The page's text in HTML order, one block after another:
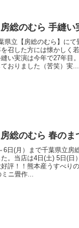
総のむら 手縫い
県立【房総のむら】に
召した方には懐かしく
い実演は今年で27年目
おりました（苦笑）実...
総のむら 春のま
6日(月）まで千葉県立房
。当店は4日(土) 5日(日
評！！熊本産うすべり
ニ畳作...